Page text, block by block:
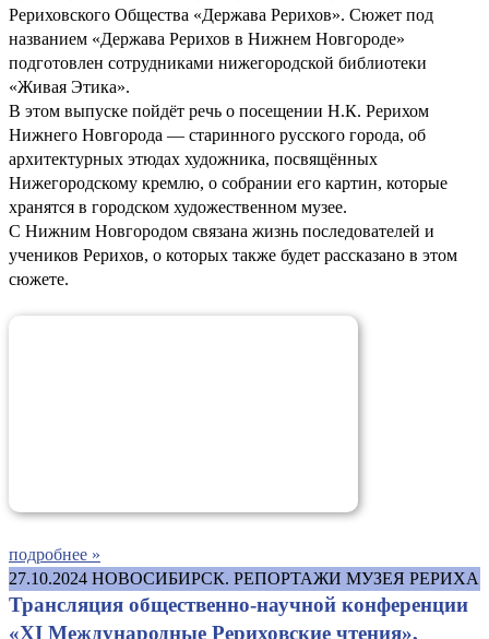
Рериховского Общества «Держава Рерихов». Сюжет под
названием «Держава Рерихов в Нижнем Новгороде»
подготовлен сотрудниками нижегородской библиотеки
«Живая Этика».
В этом выпуске пойдёт речь о посещении Н.К. Рерихом
Нижнего Новгорода — старинного русского города, об
архитектурных этюдах художника, посвящённых
Нижегородскому кремлю, о собрании его картин, которые
хранятся в городском художественном музее.
С Нижним Новгородом связана жизнь последователей и
учеников Рерихов, о которых также будет рассказано в этом
сюжете.
подробнее »
27.10.2024 НОВОСИБИРСК. РЕПОРТАЖИ МУЗЕЯ РЕРИХА
Трансляция общественно-научной конференции
«XI Международные Рериховские чтения»,